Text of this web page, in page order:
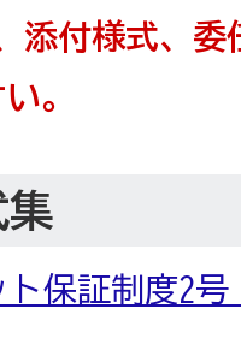
添付様式、委
。
集
保証制度2号